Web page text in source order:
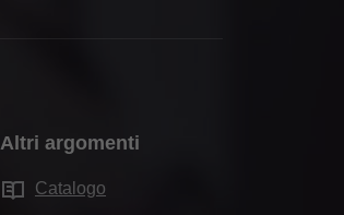
Altri argomenti
Catalogo